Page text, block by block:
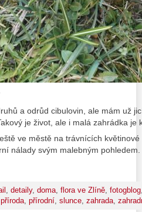
a odrůd cibulovin, ale mám už
je život, ale i malá zahrádka je
ve městě na trávnících
nálady svým malebným pohledem.
, detaily, doma, flora ve Zlíně, fotogblog
příroda, přírodní, slunce, zahrada,